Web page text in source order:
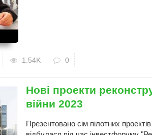
1.54K 0
Нові проекти
війни 2023
Презентовано сім пілотних